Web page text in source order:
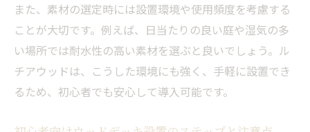
また、素材の選定時には設置環境や使用頻度を考慮する
ことが大切です。例えば、日当たりの良い庭や湿気の多
い場所では耐水性の高い素材を選ぶと良いでしょう。ル
チアウッドは、こうした環境にも強く、手軽に設置でき
るため、初心者でも安心して導入可能です。